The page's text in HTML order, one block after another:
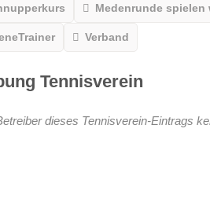
Medenrunde spielen
Verband
Tennisverein
dieses Tennisverein-Eintrags